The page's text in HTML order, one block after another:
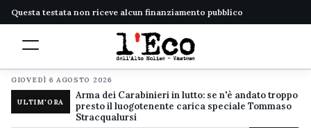
Questa testata non riceve alcun finanziamento pubblico
GIOVEDÌ 6 AGOSTO 2026
ULTIM'ORA
Arma dei Carabinieri in lutto: se n'è andato troppo
presto il luogotenente carica speciale Tommaso
Stracqualursi